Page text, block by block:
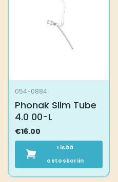
054-0884
Phonak Slim Tube
4.0 00-L
€16.00
Lisää
ostoskoriin